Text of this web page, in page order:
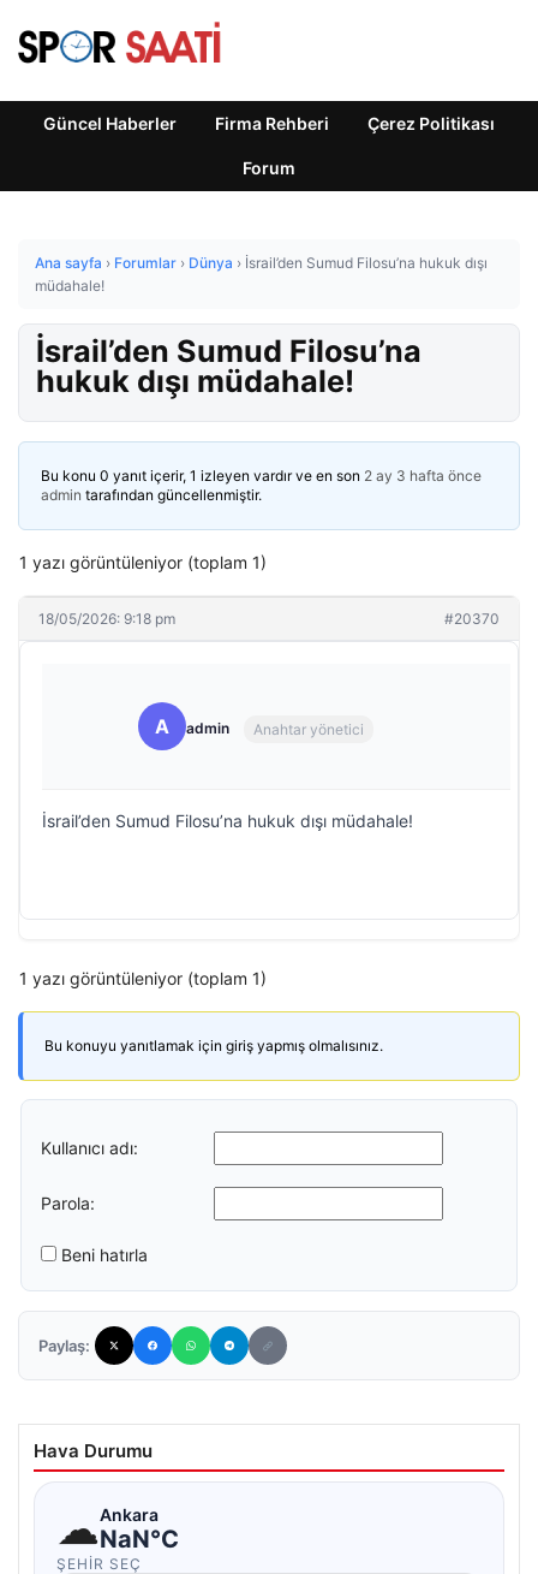
Güncel Haberler Firma Rehberi Çerez Politikası
Forum
Ana sayfa › Forumlar › Dünya › İsrail’den Sumud Filosu’na hukuk dışı
müdahale!
İsrail’den Sumud Filosu’na
hukuk dışı müdahale!
Bu konu 0 yanıt içerir, 1 izleyen vardır ve en son 2 ay 3 hafta önce
admin tarafından güncellenmiştir.
1 yazı görüntüleniyor (toplam 1)
18/05/2026: 9:18 pm #20370
A admin Anahtar yönetici
İsrail’den Sumud Filosu’na hukuk dışı müdahale!
1 yazı görüntüleniyor (toplam 1)
Bu konuyu yanıtlamak için giriş yapmış olmalısınız.
Kullanıcı adı:
Parola:
Beni hatırla
Paylaş:
Hava Durumu
☁Ankara
NaN°C
ŞEHIR SEÇ